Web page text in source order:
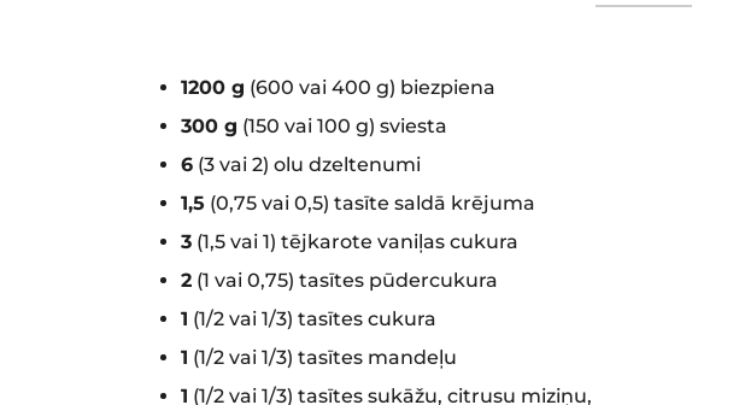
1200 g (600 vai 400 g) biezpiena
300 g (150 vai 100 g) sviesta
6 (3 vai 2) olu dzeltenumi
1,5 (0,75 vai 0,5) tasīte saldā krējuma
3 (1,5 vai 1) tējkarote vaniļas cukura
2 (1 vai 0,75) tasītes pūdercukura
1 (1/2 vai 1/3) tasītes cukura
1 (1/2 vai 1/3) tasītes mandeļu
1 (1/2 vai 1/3) tasītes sukāžu, citrusu miziņu,